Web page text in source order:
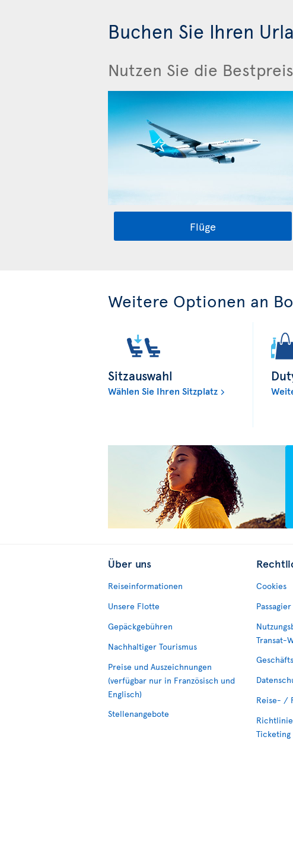
Buchen Sie Ihren
Nutzen Sie die
Flüge
Weitere Optionen an
Sitzauswahl
Wählen Sie Ihren Sitzplatz
Über uns
Reiseinformationen
Unsere Flotte
Gepäckgebühren
Nachhaltiger Tourismus
Preise und Auszeichnungen
(verfügbar nur in Französisch und
Englisch)
Stellenangebote
Cookies
Transat-
Reise- /
Ticketing